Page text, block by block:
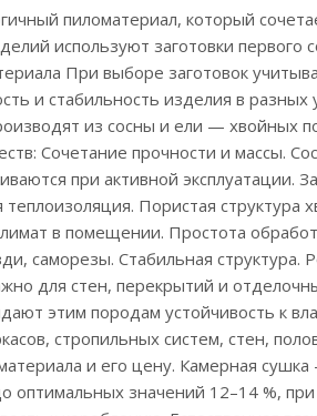
пиломатериал, который
используют заготовки
При выборе заготовок
и стабильность изделия в
из сосны и ели — хвойных
Сочетание прочности и массы.
при активной эксплуатации.
Пористая
в помещении. Простота
саморезы. Стабильная структура.
для стен, перекрытий и
этим породам устойчивость к
стропильных систем, стен,
и его цену. Камерная
оптимальных значений 12–14 %,